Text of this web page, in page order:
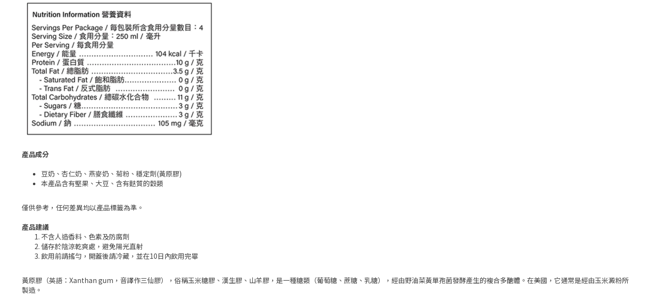
產品成分
豆奶、杏仁奶、燕麥奶、菊粉、穩定劑(黃原膠)
本產品含有堅果、大豆、含有麩質的穀類
僅供參考，任何差異均以產品標籤為準。
產品建議
不含人造香料、色素及防腐劑
儲存於陰涼乾爽處，避免陽光直射
飲用前請搖勻，開蓋後請冷藏，並在10日內飲用完畢
黃原膠（英語：Xanthan gum，音譯作三仙膠），俗稱玉米糖膠、漢生膠、山羊膠，是一種糖類（葡萄糖、蔗糖、乳糖），經由野油菜黃單孢菌發酵產生的複合多醣體。在美國，它通常是經由玉米澱粉所
製造。